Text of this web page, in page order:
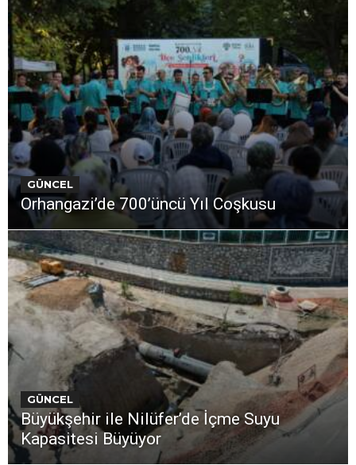
GÜNCEL
Orhangazi’de 700’üncü Yıl Coşkusu
GÜNCEL
Büyükşehir ile Nilüfer’de İçme Suyu
Kapasitesi Büyüyor